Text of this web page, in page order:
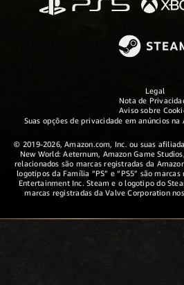
Legal
Nota de
Aviso sobre
Suas opções de privacidade em anúncios
© 2019-2026, Amazon.com, Inc. ou suas
New World: Aeternum, Amazon Game
relacionados são marcas registradas da
logotipos da Família “PS” e “PS5” são
Entertainment Inc. Steam e o logotipo do
marcas registradas da Valve Corporation